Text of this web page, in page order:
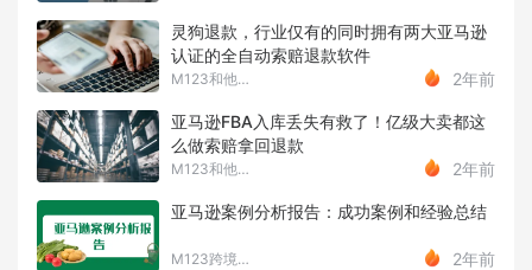
灵狗退款，行业仅有的同时拥有两大亚马逊
认证的全自动索赔退款软件
M123和他的朋友们 2年前
亚马逊FBA入库丢失有救了！亿级大卖都这
么做索赔拿回退款
M123和他的朋友们 2年前
亚马逊案例分析报告：成功案例和经验总结
M123跨境工具导航 2年前